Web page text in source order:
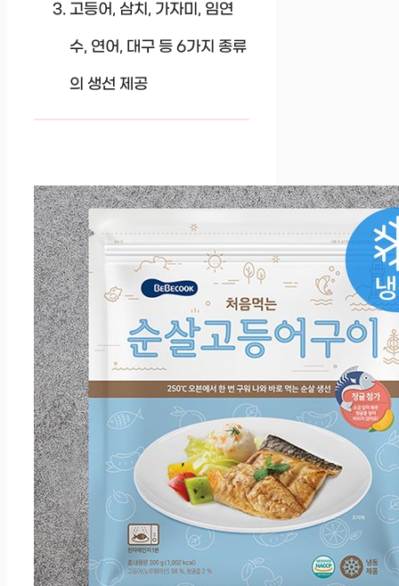
고등어, 삼치, 가자미, 임연
수, 연어, 대구 등 6가지 종류
의 생선 제공